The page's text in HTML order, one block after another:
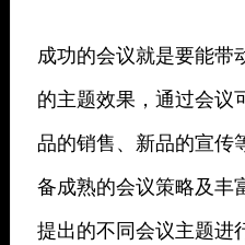
成功的会议就是要能带
的主题效果，通过会议
品的销售、新品的宣传
备成熟的会议策略及丰
提出的不同会议主题进